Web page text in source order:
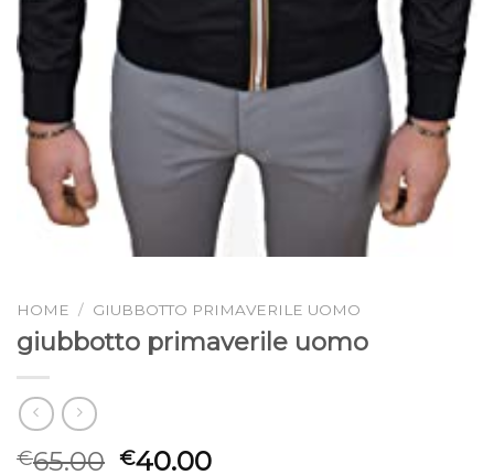
HOME / GIUBBOTTO PRIMAVERILE UOMO
giubbotto primaverile uomo
€65.00 €40.00